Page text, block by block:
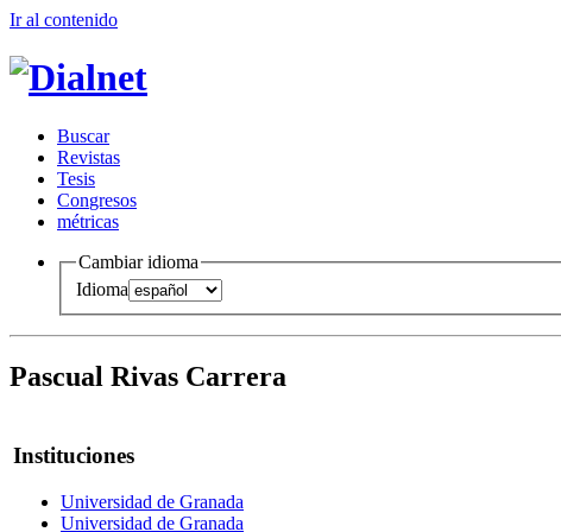
Ir al contenido
Buscar
Revistas
Tesis
Congresos
métricas
Cambiar idioma
Idioma
Pascual Rivas Carrera
Instituciones
Universidad de Granada
Universidad de Granada